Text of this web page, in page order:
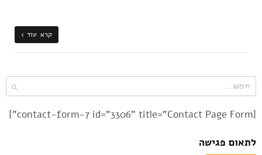
קרא עוד ›
[contact-form-7 id="3306" title="Contact Page Form"]
לתאום פגישה